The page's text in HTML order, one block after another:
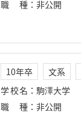
職種 ： 非公開
10年卒 文系
学校名 ： 駒澤大学
職種 ： 非公開